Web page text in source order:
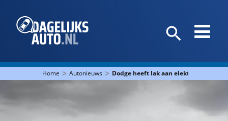
Home > Autonieuws > Dodge heeft lak aan elektrische auto’s